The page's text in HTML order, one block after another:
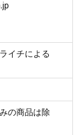
イチによる
の商品は除